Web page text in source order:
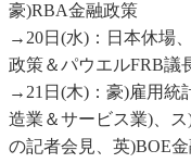
豪)RBA金融政策
→20日(水)：日本休場
政策＆パウエルFRB議
→21日(木)：豪)雇用統
造業＆サービス業)、
の記者会見、英)BOE